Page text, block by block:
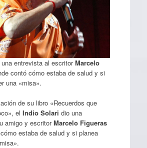
entrevista al escritorMarcelo
contó cómo estaba de salud y si
una «misa».
de su libro «Recuerdos que
el Indio Solari dio una
amigo y escritorMarcelo Figueras
estaba de salud y si planea